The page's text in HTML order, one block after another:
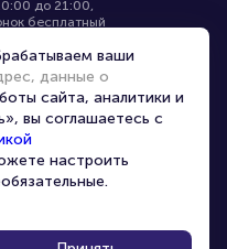
до 21:00,
бесплатный
площадки
Все права защищены
ваши
данные о
сайта, аналитики и
вы соглашаетесь с
настроить